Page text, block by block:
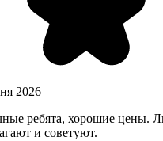
2026
ребята, хорошие цены.
и советуют.